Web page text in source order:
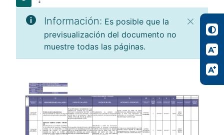
Información: Es posible que la
previsualización del documento no
muestre todas las páginas.